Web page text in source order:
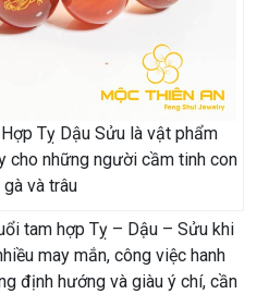
Tỵ Dậu Sửu là vật phẩm
cho những người cầm tinh con
gà và trâu
tam hợp Tỵ – Dậu – Sửu khi
may mắn, công việc hanh
định hướng và giàu ý chí, cần